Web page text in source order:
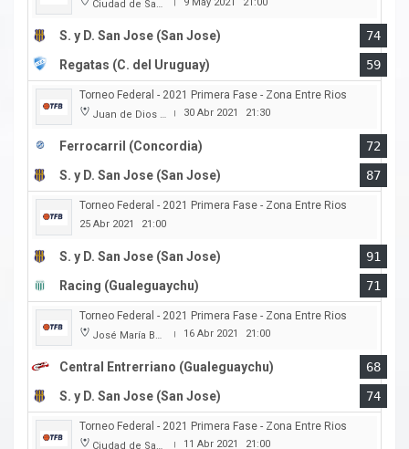
Ciudad de San Jose 9 May 2021 21:00
S. y D. San Jose (San Jose)
74
Regatas (C. del Uruguay)
59
Torneo Federal - 2021 Primera Fase - Zona Entre Rios
Juan de Dios Obregon | 30 Abr 2021 21:30
Ferrocarril (Concordia)
72
S. y D. San Jose (San Jose)
87
Torneo Federal - 2021 Primera Fase - Zona Entre Rios
25 Abr 2021 21:00
S. y D. San Jose (San Jose)
91
Racing (Gualeguaychu)
71
Torneo Federal - 2021 Primera Fase - Zona Entre Rios
José María Bertora | 16 Abr 2021 21:00
Central Entrerriano (Gualeguaychu)
68
S. y D. San Jose (San Jose)
74
Torneo Federal - 2021 Primera Fase - Zona Entre Rios
Ciudad de San Jose | 11 Abr 2021 21:00